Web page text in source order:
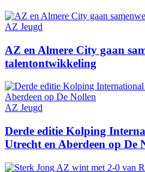
AZ Jeugd
AZ en Almere City gaan
talentontwikkeling
AZ Jeugd
Derde editie Kolping
Utrecht en Aberdeen op De